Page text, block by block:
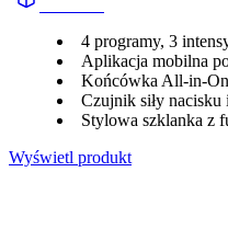
4 programy, 3
Aplikacja mobilna
Końcówka All-in-
Czujnik siły nacisku
Stylowa szklanka z
Wyświetl produkt